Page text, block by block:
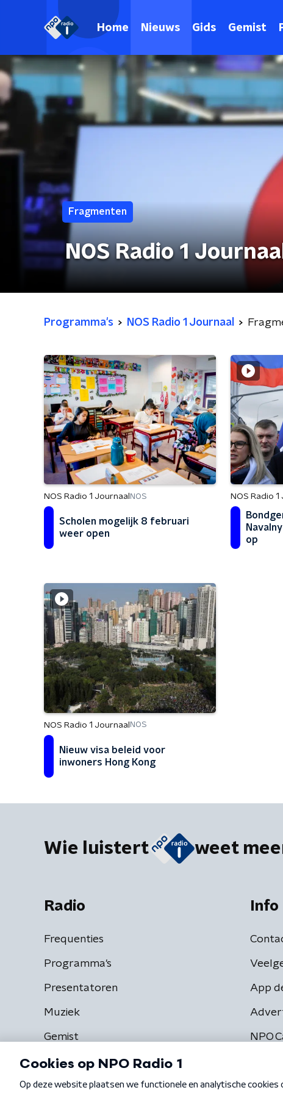
Home Nieuws Gids Gemist
Fragmenten
NOS Radio 1
Programma's NOS Radio 1 Journaal
NOS Radio 1 Journaal NOS
Scholen mogelijk 8 februari
weer open
NOS Radio 1
op
NOS Radio 1 Journaal NOS
Nieuw visa beleid voor
inwoners Hong Kong
Wie luistert weet
Radio
Frequenties
Programma's
Presentatoren
Muziek
Gemist
Info
App
NPO